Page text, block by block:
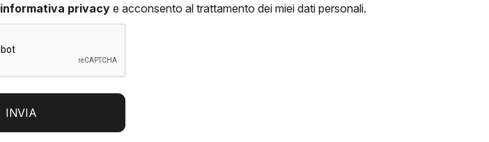
informativa privacye acconsento al trattamento dei miei dati personali.
INVIA